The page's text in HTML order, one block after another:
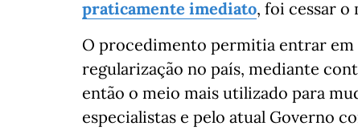
praticamente imediato, foi cessar o
O procedimento permitia entrar
regularização no país, mediante
então o meio mais utilizado para
especialistas e pelo atual Governo